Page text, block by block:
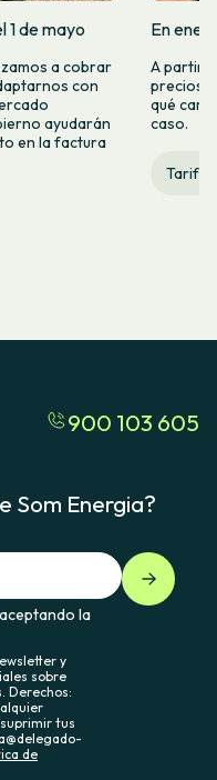
de mayo
a cobrar
con
ayudarán
en la factura
En
A partir
precios
qué
caso.
900 103 605
Som Energia?
la
y
sobre
Derechos:
tus
de